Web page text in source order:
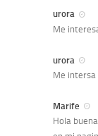
urora
Me
urora
Me intersa
Marife
Hola